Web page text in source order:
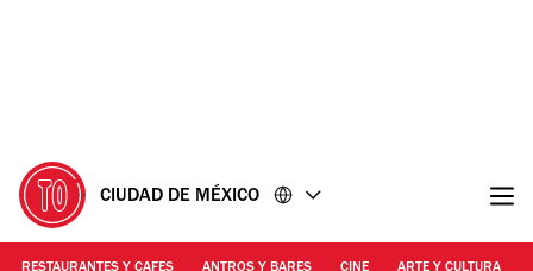
CIUDAD DE MÉXICO